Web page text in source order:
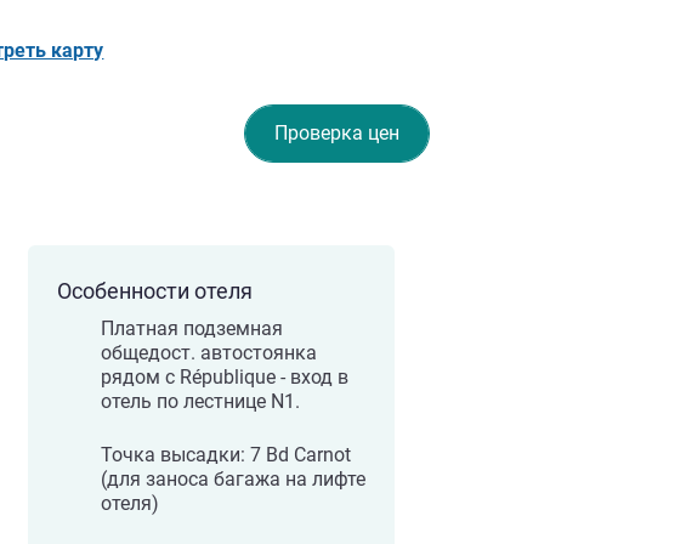
карту
Проверка цен
Особенности отеля
Платная подземная
общедост. автостоянка
рядом с République - вход в
отель по лестнице N1.
Точка высадки: 7 Bd Carnot
(для заноса багажа на лифте
отеля)